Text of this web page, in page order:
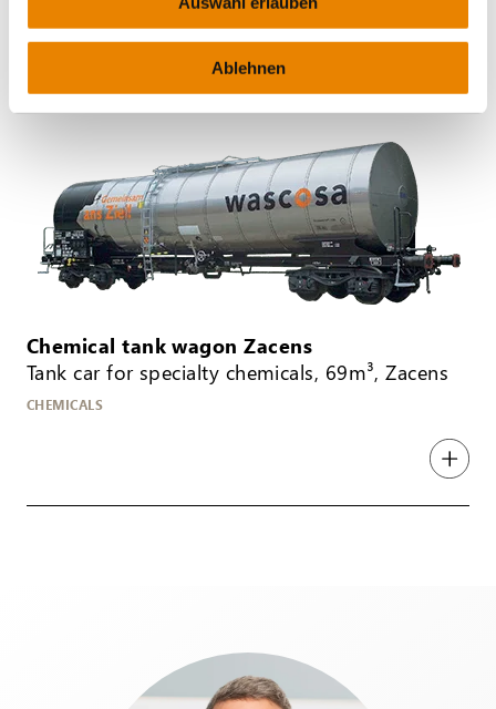
Ablehnen
Chemical tank wagon Zacens
Tank car for specialty chemicals, 69m³, Zacens
CHEMICALS